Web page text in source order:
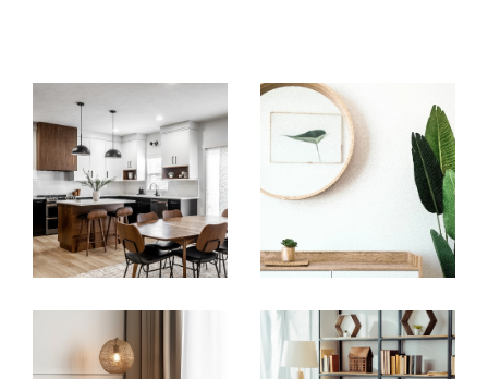
recherche de votre habitation principale,
d'une résidence secondaire, ou même d'un
investissement locatif, notre équipe prend en
charge votre demande et s'occupe de
trouver le bien idéal en fonction de vos
critères.
Acheter un bien immobilier aux abords
d'Oullins